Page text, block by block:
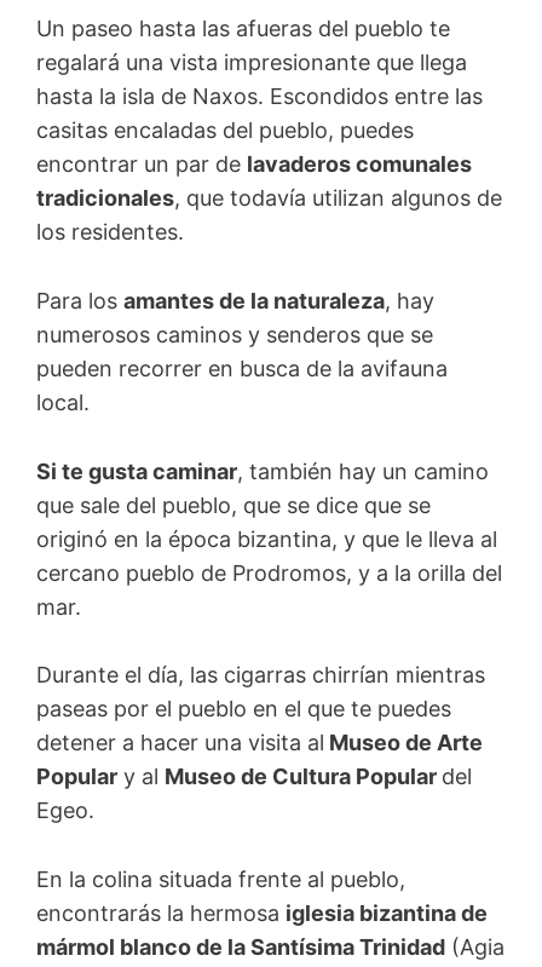
Un paseo hasta las afueras del pueblo te
regalará una vista impresionante que llega
hasta la isla de Naxos. Escondidos entre las
casitas encaladas del pueblo, puedes
encontrar un par de lavaderos comunales
tradicionales, que todavía utilizan algunos de
los residentes.
Para los amantes de la naturaleza, hay
numerosos caminos y senderos que se
pueden recorrer en busca de la avifauna
local.
Si te gusta caminar, también hay un camino
que sale del pueblo, que se dice que se
originó en la época bizantina, y que le lleva al
cercano pueblo de Prodromos, y a la orilla del
mar.
Durante el día, las cigarras chirrían mientras
paseas por el pueblo en el que te puedes
detener a hacer una visita al Museo de Arte
Popular y al Museo de Cultura Popular del
Egeo.
En la colina situada frente al pueblo,
encontrarás la hermosa iglesia bizantina de
mármol blanco de la Santísima Trinidad (Agia